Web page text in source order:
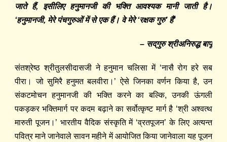
जाते
हैं, इसीलिए हनुमानजी की भक्ति आवश्यक मानी जाती
है।
‘हनुमानजी, मेरे पंचगुरुओं में से एक हैं। वे मेरे‘रक्षक गुरु’ हैं’
– सद्गुरु श्रीअनिरुद्ध बापू
संतश्रेष्ठ श्रीतुलसीदासजी ने हनुमान चलिसा में ‘नासै रोग हरे सब
पीरा। जो सुमिरै हनुमत बलवीरा।’ ऐसे जिनका वर्णन किया है, उन
संकटमोचन हनुमानजी की भक्ति करने का बल्कि, उनकी ऊंगली
पकड़कर भक्तिमार्ग पर कदम बढ़ाने का सर्वोत्कृष्ट मार्ग है ‘श्री अश्वत्थ
मारुती पूजन।’ भारतीय वैदिक संस्कृति में ‘व्रतपूजन’ के लिए अत्यन्त
पवित्र माने जानेवाले सावन महीने में आयोजित किया जानेवाला यह पूजन